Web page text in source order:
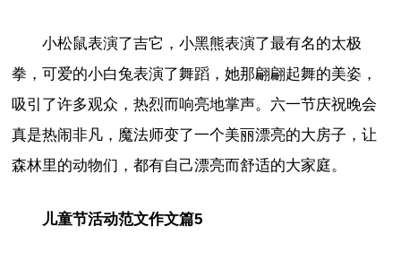
小松鼠表演了吉它，小黑熊表演了最有名的太极
拳，可爱的小白兔表演了舞蹈，她那翩翩起舞的美姿，
吸引了许多观众，热烈而响亮地掌声。六一节庆祝晚会
真是热闹非凡，魔法师变了一个美丽漂亮的大房子，让
森林里的动物们，都有自己漂亮而舒适的大家庭。
儿童节活动范文作文篇5